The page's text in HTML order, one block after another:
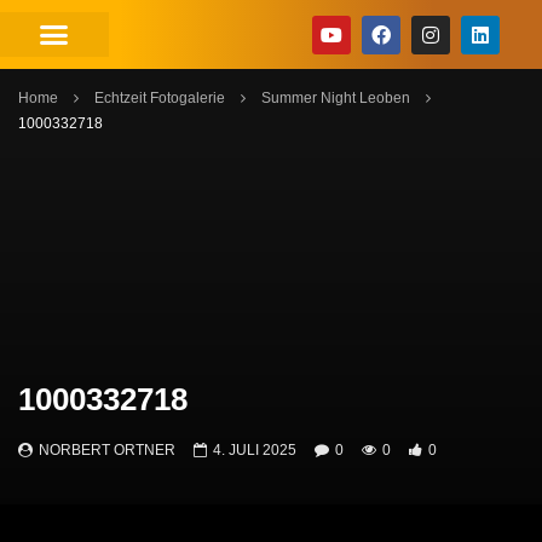
Home Echtzeit Fotogalerie
Summer Night Leoben
1000332718
1000332718
NORBERT ORTNER 4. JULI 2025 0 0 0